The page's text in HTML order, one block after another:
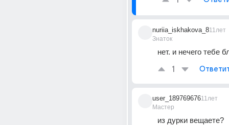
nuriia_iskhakova_8
Знаток
11лет
нет. и нечего тебе
1
user_189769676
Мастер
11лет
из дурки вещаете?